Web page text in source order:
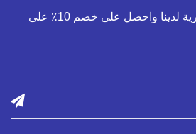
اشترك في النشرة الإخبارية لدينا واحصل على خصم 10٪ على